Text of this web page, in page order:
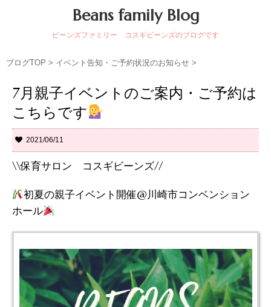
Beans family Blog
ビーンズファミリー コスギビーンズのブログです
ブログTOP > イベント告知・ご予約状況のお知らせ >
7月親子イベントのご案内・ご予約は
こちらです
2021/06/11
\\保育サロン コスギビーンズ//
初夏の親子イベント開催@川崎市コンベンション
ホール